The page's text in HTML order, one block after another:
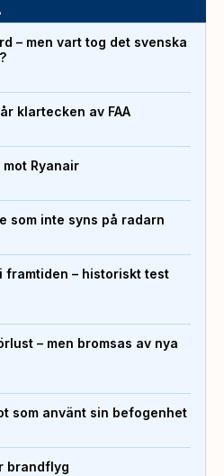
– men vart tog det svenska
klartecken av FAA
Ryanair
som inte syns på radarn
framtiden – historiskt test
– men bromsas av nya
som använt sin befogenhet
brandflyg